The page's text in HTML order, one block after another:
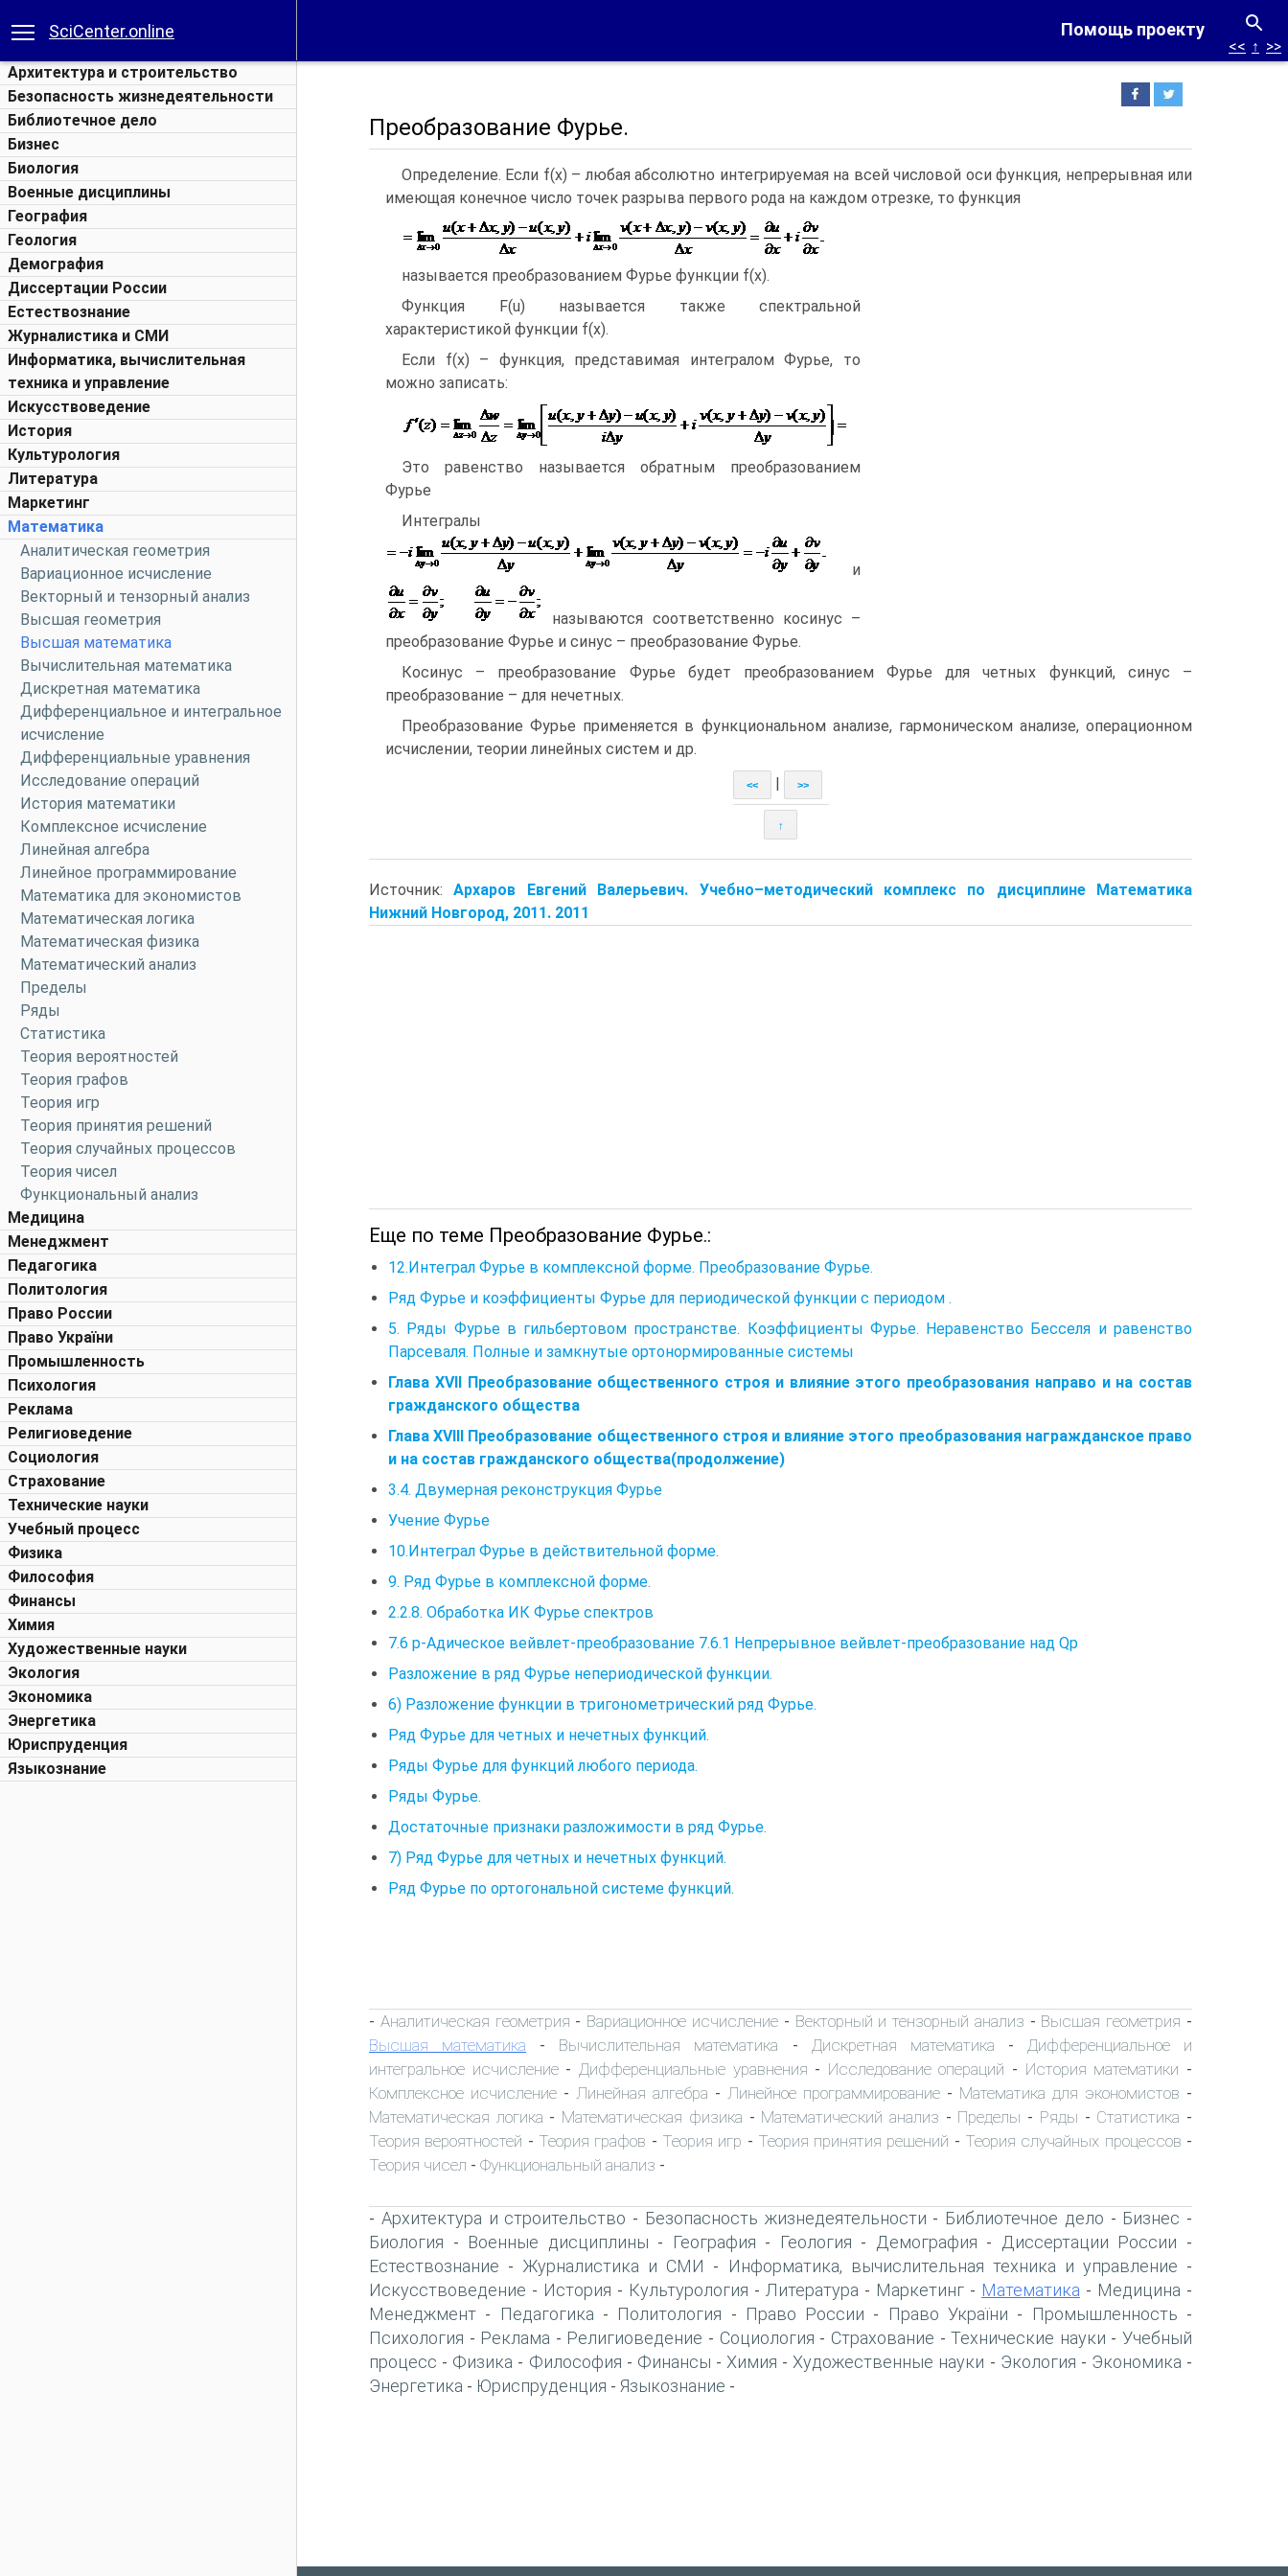
Помощь проекту
SciCenter.online
Архитектура и строительство
Безопасность жизнедеятельности
Библиотечное дело
Бизнес
Биология
Военные дисциплины
География
Геология
Демография
Диссертации России
Естествознание
Журналистика и СМИ
Информатика, вычислительная
техника и управление
Искусствоведение
История
Культурология
Литература
Маркетинг
Математика
Аналитическая геометрия
Вариационное исчисление
Векторный и тензорный анализ
Высшая геометрия
Высшая математика
Вычислительная математика
Дискретная математика
Дифференциальное и интегральное
исчисление
Дифференциальные уравнения
Исследование операций
История математики
Комплексное исчисление
Линейная алгебра
Линейное программирование
Математика для экономистов
Математическая логика
Математическая физика
Математический анализ
Пределы
Ряды
Статистика
Теория вероятностей
Теория графов
Теория игр
Теория принятия решений
Теория случайных процессов
Теория чисел
Функциональный анализ
Медицина
Менеджмент
Педагогика
Политология
Право России
Право України
Промышленность
Психология
Реклама
Религиоведение
Социология
Страхование
Технические науки
Учебный процесс
Физика
Философия
Финансы
Химия
Художественные науки
Экология
Экономика
Энергетика
Юриспруденция
Языкознание
<< ↑ >>
Преобразование Фурье.
Определение. Если f(x) – любая абсолютно интегрируемая на всей числовой оси функция, непрерывная или
имеющая конечное число точек разрыва первого рода на каждом отрезке, то функция
называется преобразованием Фурье функции f(x).
Функция F(u) называется также спектральной
характеристикой функции f(x).
Если f(x) – функция, представимая интегралом Фурье, то
можно записать:
Это равенство называется обратным преобразованием
Фурье
Интегралы
и
называются соответственно косинус –
преобразование Фурье и синус – преобразование Фурье.
Косинус – преобразование Фурье будет преобразованием Фурье для четных функций, синус –
преобразование – для нечетных.
Преобразование Фурье применяется в функциональном анализе, гармоническом анализе, операционном
исчислении, теории линейных систем и др.
<< >>
↑
Источник:Архаров Евгений Валерьевич. Учебно–методический комплекс по дисциплине Математика
Нижний Новгород, 2011. 2011
Еще по теме Преобразование Фурье.:
12.Интеграл Фурье в комплексной форме. Преобразование Фурье.
Ряд Фурье и коэффициенты Фурье для периодической функции с периодом .
5. Ряды Фурье в гильбертовом пространстве. Коэффициенты Фурье. Неравенство Бесселя и равенство
Парсеваля. Полные и замкнутые ортонормированные системы
Глава XVII Преобразование общественного строя и влияние этого преобразования направо и на состав
гражданского общества
Глава XVIII Преобразование общественного строя и влияние этого преобразования награжданское право
и на состав гражданского общества(продолжение)
3.4. Двумерная реконструкция Фурье
Учение Фурье
10.Интеграл Фурье в действительной форме.
9. Ряд Фурье в комплексной форме.
2.2.8. Обработка ИК Фурье спектров
7.6 р-Адическое вейвлет-преобразование 7.6.1 Непрерывное вейвлет-преобразование над Qp
Разложение в ряд Фурье непериодической функции.
6) Разложение функции в тригонометрический ряд Фурье.
Ряд Фурье для четных и нечетных функций.
Ряды Фурье для функций любого периода.
Ряды Фурье.
Достаточные признаки разложимости в ряд Фурье.
7) Ряд Фурье для четных и нечетных функций.
Ряд Фурье по ортогональной системе функций.
- Аналитическая геометрия - Вариационное исчисление- Векторный и тензорный анализ - Высшая геометрия -
Высшая математика - Вычислительная математика - Дискретная математика - Дифференциальное и
интегральное исчисление- Дифференциальные уравнения - Исследование операций - История математики -
Комплексное исчисление - Линейная алгебра - Линейное программирование - Математика для экономистов -
Математическая логика - Математическая физика - Математический анализ - Пределы - Ряды - Статистика -
Теория вероятностей - Теория графов - Теория игр - Теория принятия решений - Теория случайных процессов -
Теория чисел - Функциональный анализ -
- Архитектура и строительство - Безопасность жизнедеятельности - Библиотечное дело - Бизнес -
Биология - Военные дисциплины - География - Геология - Демография - Диссертации России -
Естествознание - Журналистика и СМИ - Информатика, вычислительная техника и управление -
Искусствоведение - История - Культурология - Литература - Маркетинг - Математика - Медицина -
Менеджмент - Педагогика - Политология - Право России - Право України - Промышленность -
Психология - Реклама - Религиоведение - Социология - Страхование -Технические науки -Учебный
процесс - Физика - Философия - Финансы - Химия - Художественные науки - Экология - Экономика -
Энергетика - Юриспруденция - Языкознание -